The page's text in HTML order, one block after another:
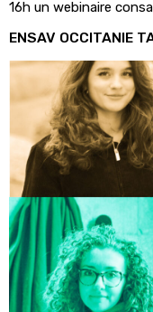
16h un webinaire
ENSAV OCCITANIE